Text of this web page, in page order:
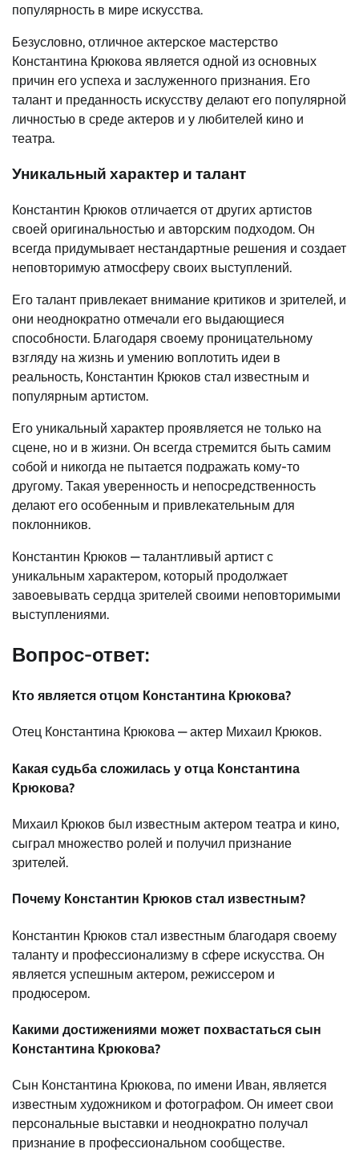
популярность в мире искусства.
Безусловно, отличное актерское мастерство
Константина Крюкова является одной из основных
причин его успеха и заслуженного признания. Его
талант и преданность искусству делают его популярной
личностью в среде актеров и у любителей кино и
театра.
Уникальный характер и талант
Константин Крюков отличается от других артистов
своей оригинальностью и авторским подходом. Он
всегда придумывает нестандартные решения и создает
неповторимую атмосферу своих выступлений.
Его талант привлекает внимание критиков и зрителей, и
они неоднократно отмечали его выдающиеся
способности. Благодаря своему проницательному
взгляду на жизнь и умению воплотить идеи в
реальность, Константин Крюков стал известным и
популярным артистом.
Его уникальный характер проявляется не только на
сцене, но и в жизни. Он всегда стремится быть самим
собой и никогда не пытается подражать кому-то
другому. Такая уверенность и непосредственность
делают его особенным и привлекательным для
поклонников.
Константин Крюков — талантливый артист с
уникальным характером, который продолжает
завоевывать сердца зрителей своими неповторимыми
выступлениями.
Вопрос-ответ:
Кто является отцом Константина Крюкова?
Отец Константина Крюкова — актер Михаил Крюков.
Какая судьба сложилась у отца Константина
Крюкова?
Михаил Крюков был известным актером театра и кино,
сыграл множество ролей и получил признание
зрителей.
Почему Константин Крюков стал известным?
Константин Крюков стал известным благодаря своему
таланту и профессионализму в сфере искусства. Он
является успешным актером, режиссером и
продюсером.
Какими достижениями может похвастаться сын
Константина Крюкова?
Сын Константина Крюкова, по имени Иван, является
известным художником и фотографом. Он имеет свои
персональные выставки и неоднократно получал
признание в профессиональном сообществе.